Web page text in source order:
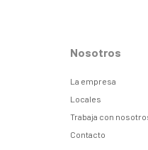
Nosotros
La empresa
Locales
Trabaja con
Contacto